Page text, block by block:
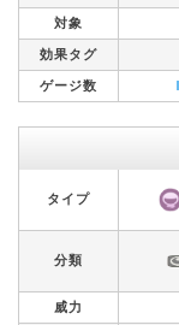
対象
効果タグ
ゲージ数
タイプ
分類
威力